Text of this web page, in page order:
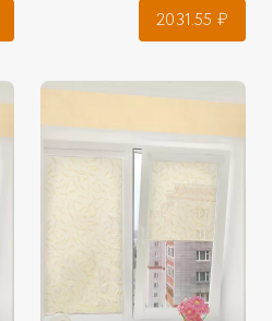
2031.55 ₽